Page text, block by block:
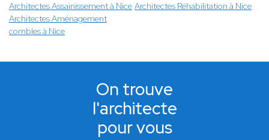
Architectes Assainissement à Nice Architectes Réhabilitation à Nice
Architectes Aménagement
combles à Nice
On trouve
l'architecte
pour vous